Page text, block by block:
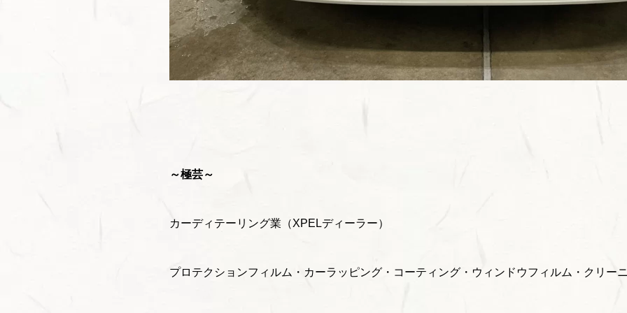
～極芸～
カーディテーリング業（XPELディーラー）
プロテクションフィルム・カーラッピング・コーティング・ウィンドウフィルム・クリー